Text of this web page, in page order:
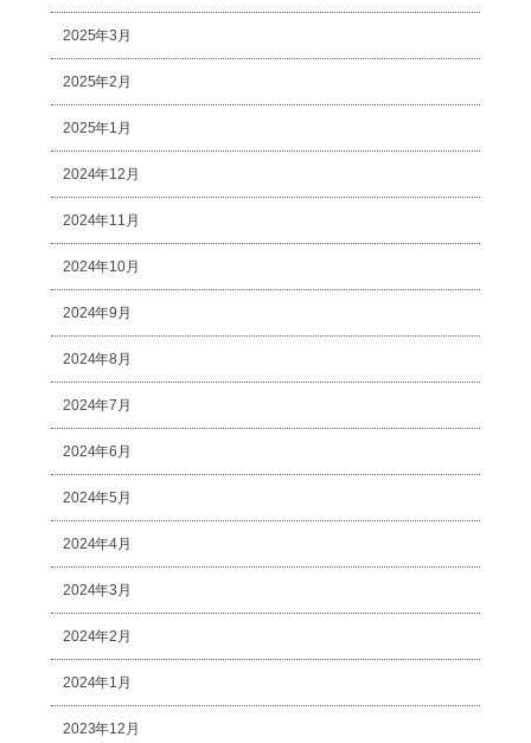
2025年3月
2025年2月
2025年1月
2024年12月
2024年11月
2024年10月
2024年9月
2024年8月
2024年7月
2024年6月
2024年5月
2024年4月
2024年3月
2024年2月
2024年1月
2023年12月